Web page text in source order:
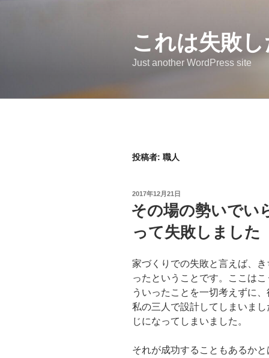
これは失敗
Just another WordPress site
投稿者: 職人
投
稿
日:
2017年12月21日
その場の勢いでい
って失敗しました
家づくりでの失敗と言えば、
ったということです。ここは
ういったことを一切考えずに
私の三人で設計してしまいま
じになってしまいました。
それが成功することもあるか